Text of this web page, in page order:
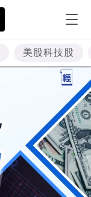
美股科技股